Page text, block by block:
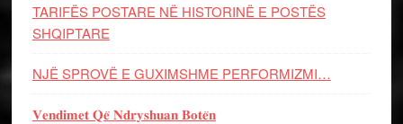
TARIFËS POSTARE NË HISTORINË E POSTËS
SHQIPTARE
NJË SPROVË E GUXIMSHME PERFORMIZMI…
𝐕𝐞𝐧𝐝𝐢𝐦𝐞𝐭 𝐐𝐞̈ 𝐍𝐝𝐫𝐲𝐬𝐡𝐮𝐚𝐧 𝐁𝐨𝐭𝐞̈𝐧